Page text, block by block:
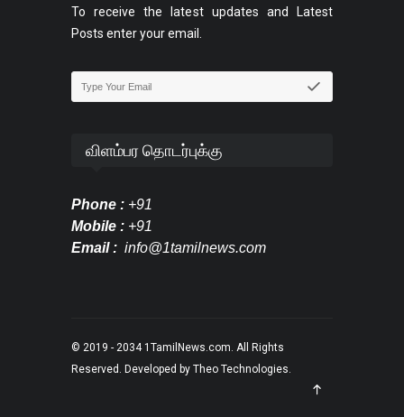
To receive the latest updates and Latest
Posts enter your email.
விளம்பர தொடர்புக்கு
Phone : +91
Mobile : +91
Email : info@1tamilnews.com
© 2019 - 2034 1TamilNews.com . All Rights
Reserved. Developed by Theo Technologies